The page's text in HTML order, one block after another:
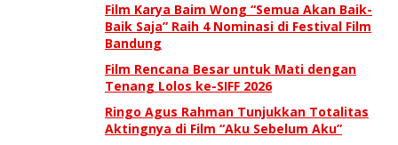
Film Karya Baim Wong “Semua Akan Baik-
Baik Saja” Raih 4 Nominasi di Festival Film
Bandung
Film Rencana Besar untuk Mati dengan
Tenang Lolos ke-SIFF 2026
Ringo Agus Rahman Tunjukkan Totalitas
Aktingnya di Film “Aku Sebelum Aku”